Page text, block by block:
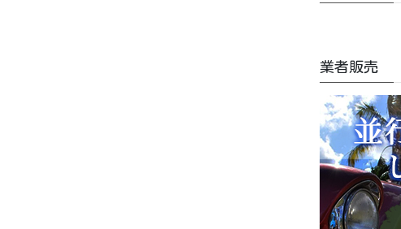
業者販売